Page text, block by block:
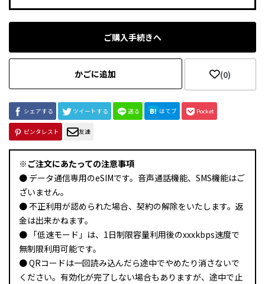
ご購入手続きへ
(0)
かごに追加
シェアする ツイートする 送る はてブ Pocket
ピンタレスト 友達
※ご注文にあたっての注意事項
● データ通信専用のeSIMです。音声通話機能、SMS機能はご
ざいません。
● 不正利用が認められた場合、契約の解除をいたします。返
金は出来かねます。
● 「低速モード」は、1日制限容量利用後のxxxkbps速度で
無制限利用可能です。
● QRコードは一回読み込んだら途中でやめたり消さないで
ください。有効化が完了しない場合もありますが、途中で止